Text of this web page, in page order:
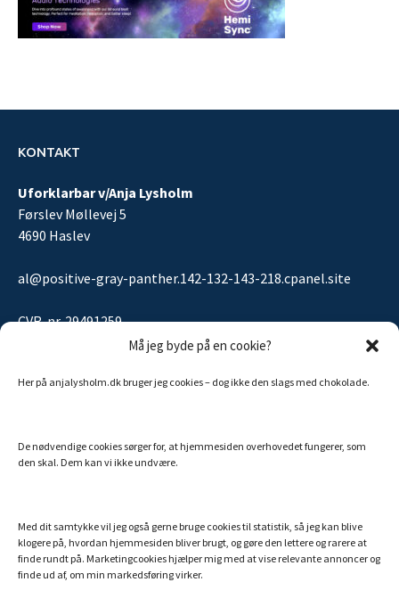
Må jeg byde på en cookie?
Her på anjalysholm.dk bruger jeg cookies – dog ikke den slags med chokolade.
De nødvendige cookies sørger for, at hjemmesiden overhovedet fungerer, som
den skal. Dem kan vi ikke undvære.
Med dit samtykke vil jeg også gerne bruge cookies til statistik, så jeg kan blive
klogere på, hvordan hjemmesiden bliver brugt, og gøre den lettere og rarere at
finde rundt på. Marketingcookies hjælper mig med at vise relevante annoncer og
finde ud af, om min markedsføring virker.
KONTAKT
Uforklarbar v/Anja Lysholm
Førslev Møllevej 5
4690 Haslev
al@positive-gray-panther.142-132-143-218.cpanel.site
CVR-nr. 29491259
MINE ANDRE SIDER
Efterlivet.dk
Essentielle olier fra doTERRA
Hemi-Sync – din danske guide